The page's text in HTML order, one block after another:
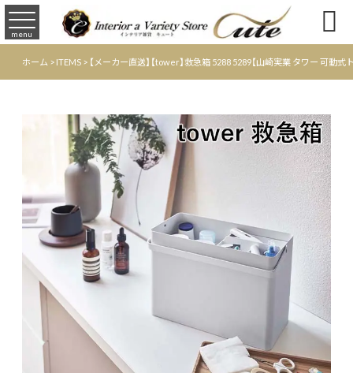
menu 
ホーム >ITEMS > 【メーカー直送】【tower】救急箱 5288 5289【山崎実業 タワー 可動